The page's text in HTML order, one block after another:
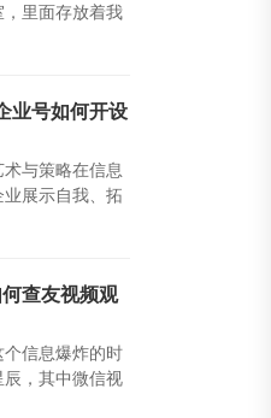
里面存放着我
业号如何开设
与策略在信息
展示自我、拓
查友视频观
信息爆炸的时
，其中微信视